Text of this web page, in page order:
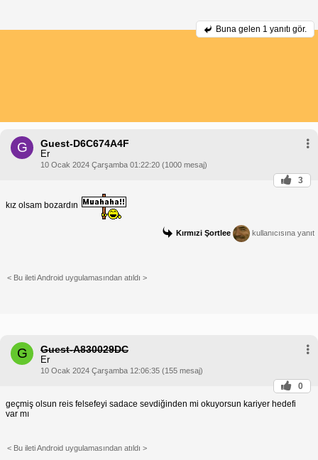
Buna gelen 1 yanıtı gör.
G Guest-D6C674A4F
Er
10 Ocak 2024 Çarşamba 01:22:20 (1000 mesaj)
3
kız olsam bozardın
Kırmızi Şortlee kullanıcısına yanıt
< Bu ileti Android uygulamasından atıldı >
G Guest-A830029DC
Er
10 Ocak 2024 Çarşamba 12:06:35 (155 mesaj)
0
geçmiş olsun reis felsefeyi sadace sevdiğinden mi okuyorsun kariyer hedefi
var mı
< Bu ileti Android uygulamasından atıldı >